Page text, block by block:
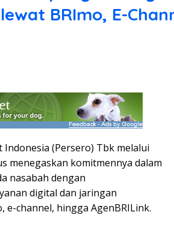
BRImo, E-
Indonesia (Persero) Tbk melalui
menegaskan komitmennya dalam
nasabah dengan
digital dan jaringan
e-channel, hingga AgenBRILink.